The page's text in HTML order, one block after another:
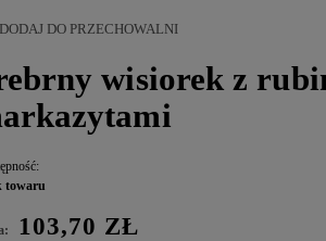
DODAJ DO PRZECHOWALNI
wisiorek z
towaru
103,70 ZŁ